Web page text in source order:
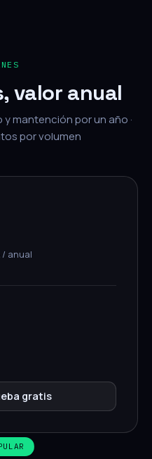
valor anual
mantención por un año ·
por volumen
/ anual
gratis